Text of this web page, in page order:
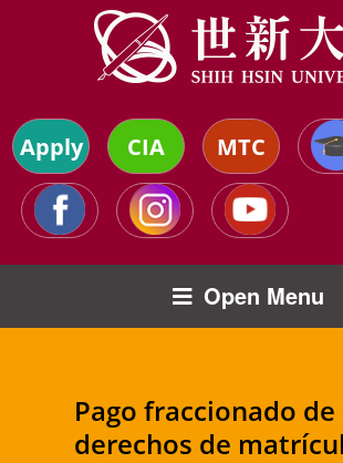
Apply CIA MTC
Open Menu
Pago fraccionado de
derechos de